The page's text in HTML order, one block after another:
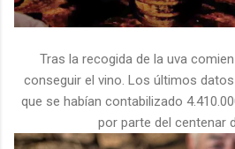
Tras la recogida de la uva
conseguir el vino. Los últimos
que se habían contabilizado
por parte del centenar